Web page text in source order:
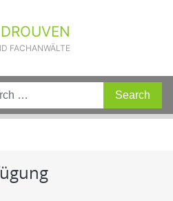
FACHANWÄLTE
Abmahnung erhalten? Kostenlose